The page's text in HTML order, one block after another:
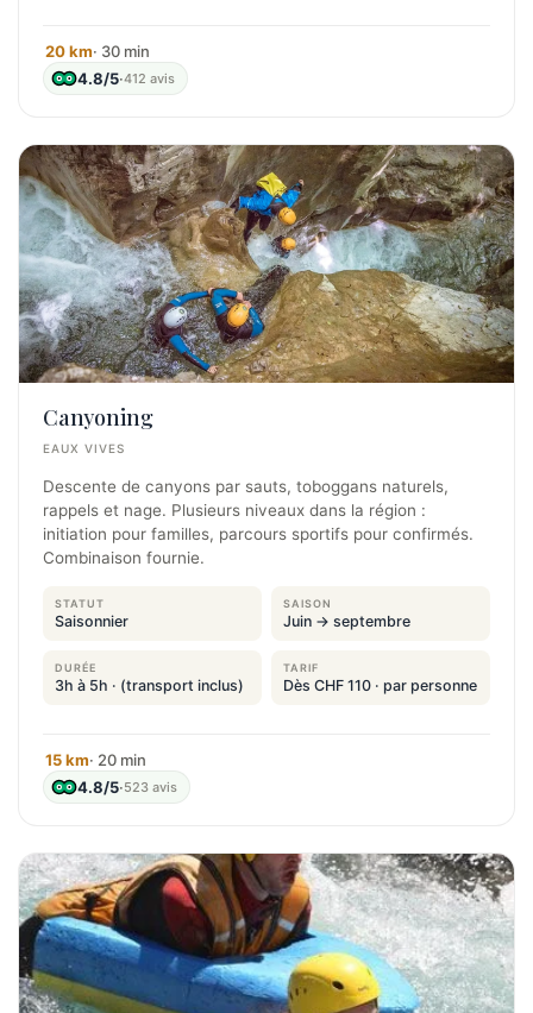
20 km· 30 min
4.8/5·412 avis
Canyoning
EAUX VIVES
Descente de canyons par sauts, toboggans naturels,
rappels et nage. Plusieurs niveaux dans la région :
initiation pour familles, parcours sportifs pour confirmés.
Combinaison fournie.
STATUT
Saisonnier
SAISON
Juin → septembre
DURÉE
3h à 5h · (transport inclus)
TARIF
Dès CHF 110 · par personne
15 km· 20 min
4.8/5·523 avis